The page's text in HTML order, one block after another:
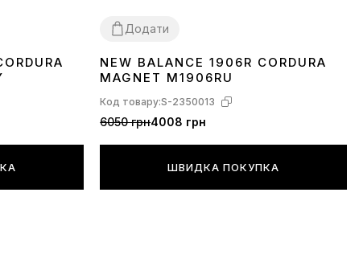
Додати
3637 3839404142 4344 45
NEW BALANCE 1906R CORDURA
MAGNET M1906RU
Код товару:S-2350013
6050 грн4008 грн
ШВИДКА ПОКУПКА